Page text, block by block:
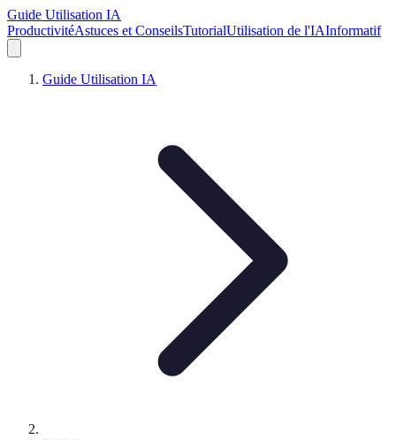
Guide Utilisation IA
ProductivitéAstuces et ConseilsTutorialUtilisation de l'IAInformatif
Guide Utilisation IA